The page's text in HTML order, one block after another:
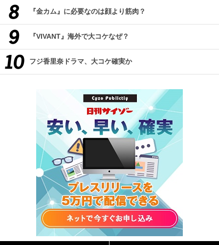
『金カム』に必要なのは顔より筋肉？
『VIVANT』海外で大コケなぜ？
フジ香里奈ドラマ、大コケ確実か